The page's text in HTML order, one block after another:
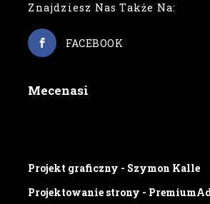
Znajdziesz Nas Także Na:
FACEBOOK
Mecenasi
Projekt graficzny - Szymon Kalle
Projektowanie strony -